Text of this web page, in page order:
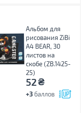
Альбом для
рисования ZiBi
А4 BEAR, 30
листов на
скобе (ZB.1425-
25)
52₴
+3 баллов